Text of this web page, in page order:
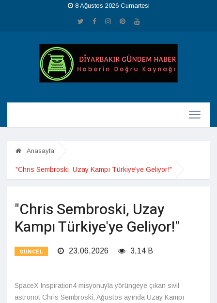
8 Ağustos 2026 Cumartesi
Anasayfa
"Chris Sembroski, Uzay Kampı Türkiye'ye Geliyor!"
"Chris Sembroski, Uzay
Kampı Türkiye'ye Geliyor!"
GÜNCEL 23.06.2026 3,14 B
SpaceX Inspiration4 misyonuyla yörüngeye çıkan sivil
astronot Chris Sembroski, Ağustos ayında Uzay Kampı